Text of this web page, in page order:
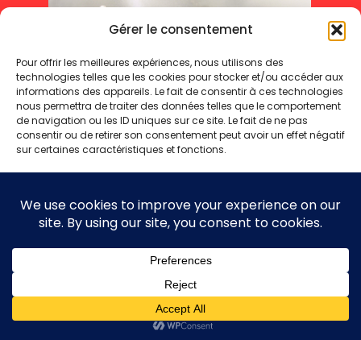
Gérer le consentement
Pour offrir les meilleures expériences, nous utilisons des
technologies telles que les cookies pour stocker et/ou accéder aux
informations des appareils. Le fait de consentir à ces technologies
nous permettra de traiter des données telles que le comportement
de navigation ou les ID uniques sur ce site. Le fait de ne pas
consentir ou de retirer son consentement peut avoir un effet négatif
sur certaines caractéristiques et fonctions.
Refuser
Voir les préférences
Politique de cookiesPolitique de confidentialité
Mentions légales
Politique de confidentialité
Copyright 2025 © - Toute reproduction même partielle interdite